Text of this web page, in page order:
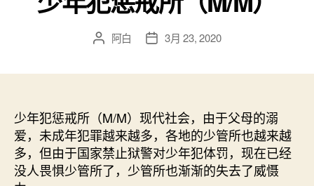
文 阿白
发 3月 23, 2020
少年犯惩戒所（M/M）现代社会，由于父母的溺
爱，未成年犯罪越来越多，各地的少管所也越来越
多，但由于国家禁止狱警对少年犯体罚，现在已经
没人畏惧少管所了，少管所也渐渐的失去了威慑